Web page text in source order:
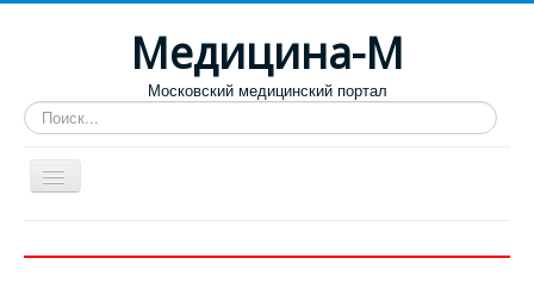
Медицина-М
Московский медицинский портал
Искать...